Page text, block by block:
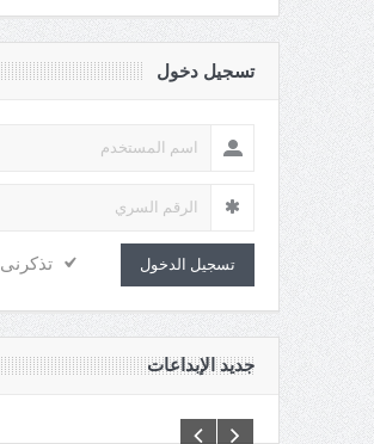
تسجيل دخول
تسجيل الدخول تذكرنى
جديد الإبداعات